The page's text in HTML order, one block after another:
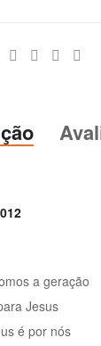
a geração
Jesus
é por nós